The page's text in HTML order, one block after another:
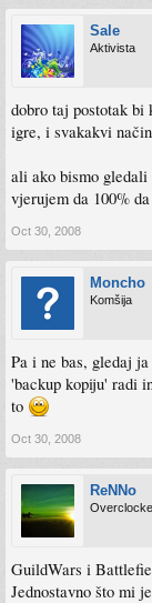
Sale
Aktivista
dobro taj postotak bi
igre, i svakakvi
ali ako bismo
vjerujem da 100%
Oct 30, 2008
Moncho
Komšija
Pa i ne bas, gledaj
'backup kopiju' radi
to
Oct 30, 2008
ReNNo
GuildWars i
Jednostavno što mi